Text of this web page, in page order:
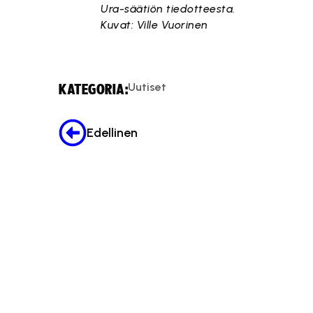
Ura-säätiön tiedotteesta.
Kuvat: Ville Vuorinen
KATEGORIA:Uutiset
Edellinen